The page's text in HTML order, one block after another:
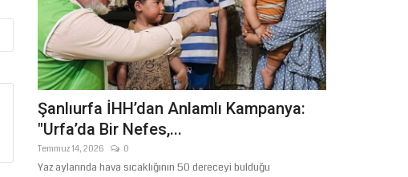
Şanlıurfa İHH’dan Anlamlı Kampanya:
"Urfa’da Bir Nefes,...
Temmuz 14, 2026 0
Yaz aylarında hava sıcaklığının 50 dereceyi bulduğu